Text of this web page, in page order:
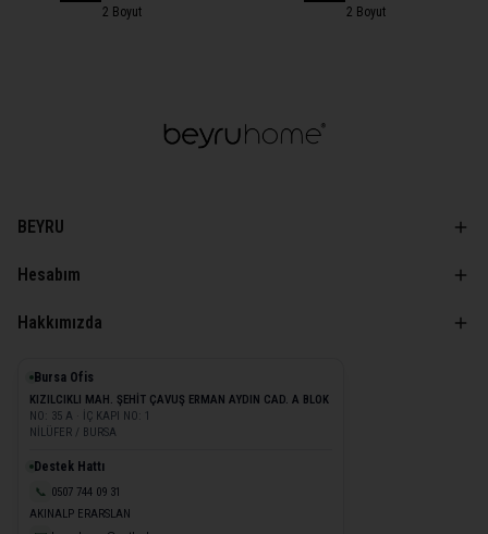
2 Boyut 2 Boyut
BEYRU
Hesabım
Hakkımızda
Bursa Ofis
KIZILCIKLI MAH. ŞEHİT ÇAVUŞ ERMAN AYDIN CAD. A BLOK
NO: 35 A · İÇ KAPI NO: 1
NİLÜFER / BURSA
Destek Hattı
📞 0507 744 09 31
AKINALP ERARSLAN